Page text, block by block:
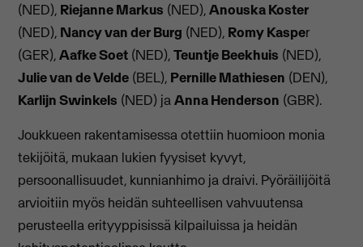
(NED), Riejanne Markus (NED),Anouska Koster
(NED), Nancy van der Burg (NED), Romy Kasper
(GER),Aafke Soet (NED),Teuntje Beekhuis (NED),
Julie van de Velde (BEL), Pernille Mathiesen (DEN),
Karlijn Swinkels (NED) jaAnna Henderson (GBR).
Joukkueen rakentamisessa otettiin huomioon monia
tekijöitä, mukaan lukien fyysiset kyvyt,
persoonallisuudet, kunnianhimo ja draivi. Pyöräilijöitä
arvioitiin myös heidän suhteellisen vahvuutensa
perusteella erityyppisissä kilpailuissa ja heidän